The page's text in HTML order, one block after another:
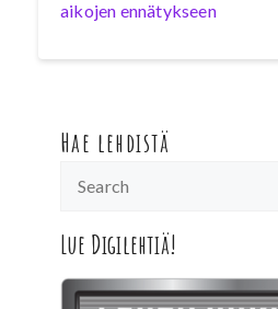
aikojen ennätykseen
Hae lehdistä
Lue Digilehtiä!